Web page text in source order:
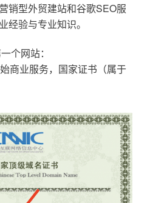
销型外贸建站和谷歌SEO服
经验与专业知识。
个网站：
商业服务，国家证书（属于